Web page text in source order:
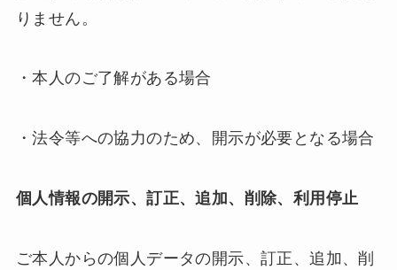
りません。
・本人のご了解がある場合
・法令等への協力のため、開示が必要となる場合
個人情報の開示、訂正、追加、削除、利用停止
ご本人からの個人データの開示、訂正、追加、削